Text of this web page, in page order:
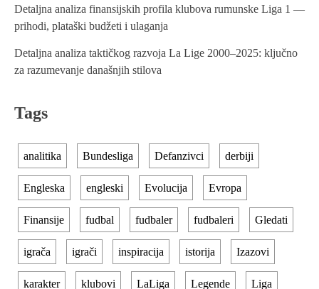
t
i
o
Detaljna analiza finansijskih profila klubova rumunske Liga 1 —
prihodi, plataški budžeti i ulaganja
Detaljna analiza taktičkog razvoja La Lige 2000–2025: ključno
za razumevanje današnjih stilova
Tags
analitika Bundesliga Defanzivci derbiji
Engleska engleski Evolucija Evropa
Finansije fudbal fudbaler fudbaleri Gledati
igrača igrači inspiracija istorija Izazovi
karakter klubovi LaLiga Legende Liga